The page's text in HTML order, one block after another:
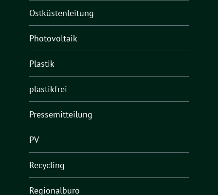
Ostküstenleitung
Photovoltaik
Plastik
plastikfrei
Pressemitteilung
PV
Recycling
Regionalbüro